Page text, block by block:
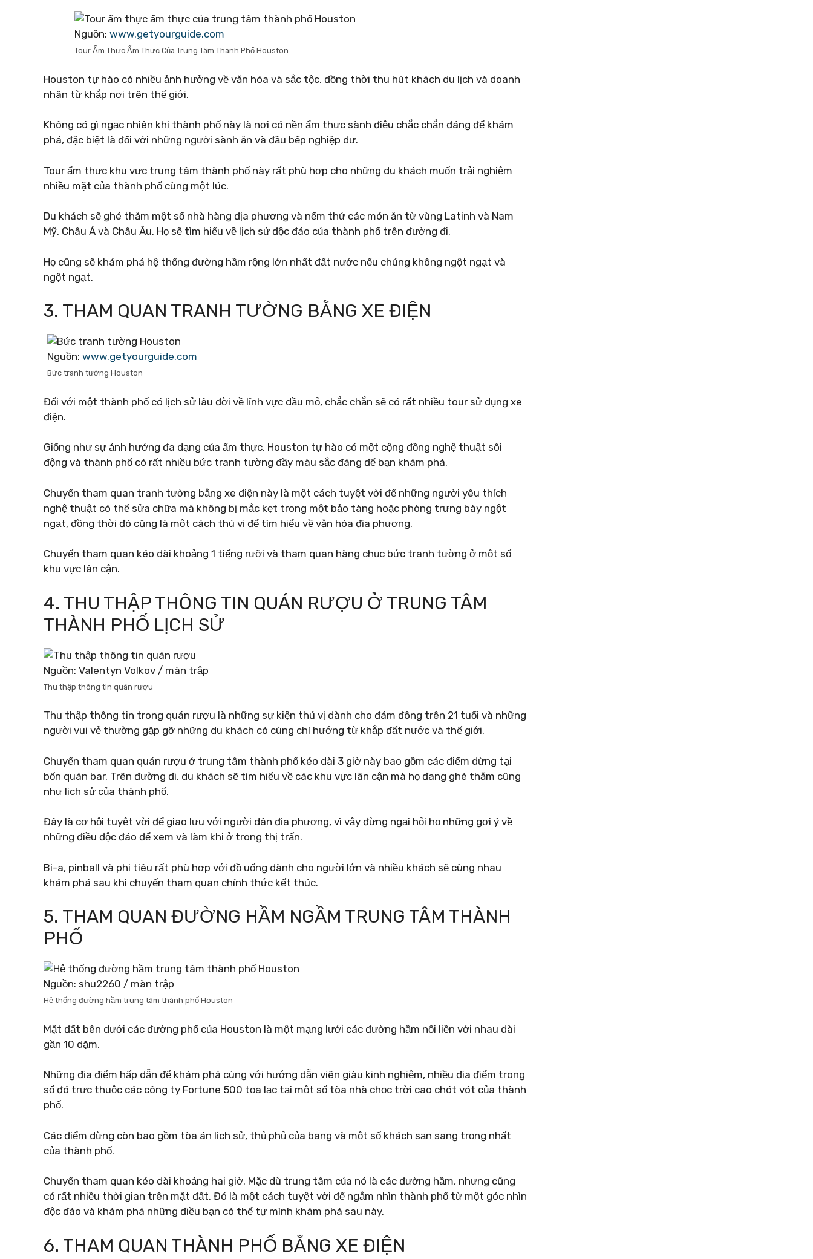
Nguồn: www.getyourguide.com
Tour Ẩm Thực Ẩm Thực Của Trung Tâm Thành Phố Houston
Houston tự hào có nhiều ảnh hưởng về văn hóa và sắc tộc, đồng thời thu hút khách du lịch và doanh
nhân từ khắp nơi trên thế giới.
Không có gì ngạc nhiên khi thành phố này là nơi có nền ẩm thực sành điệu chắc chắn đáng để khám
phá, đặc biệt là đối với những người sành ăn và đầu bếp nghiệp dư.
Tour ẩm thực khu vực trung tâm thành phố này rất phù hợp cho những du khách muốn trải nghiệm
nhiều mặt của thành phố cùng một lúc.
Du khách sẽ ghé thăm một số nhà hàng địa phương và nếm thử các món ăn từ vùng Latinh và Nam
Mỹ, Châu Á và Châu Âu. Họ sẽ tìm hiểu về lịch sử độc đáo của thành phố trên đường đi.
Họ cũng sẽ khám phá hệ thống đường hầm rộng lớn nhất đất nước nếu chúng không ngột ngạt và
ngột ngạt.
3. THAM QUAN TRANH TƯỜNG BẰNG XE ĐIỆN
Nguồn: www.getyourguide.com
Bức tranh tường Houston
Đối với một thành phố có lịch sử lâu đời về lĩnh vực dầu mỏ, chắc chắn sẽ có rất nhiều tour sử dụng xe
điện.
Giống như sự ảnh hưởng đa dạng của ẩm thực, Houston tự hào có một cộng đồng nghệ thuật sôi
động và thành phố có rất nhiều bức tranh tường đầy màu sắc đáng để bạn khám phá.
Chuyến tham quan tranh tường bằng xe điện này là một cách tuyệt vời để những người yêu thích
nghệ thuật có thể sửa chữa mà không bị mắc kẹt trong một bảo tàng hoặc phòng trưng bày ngột
ngạt, đồng thời đó cũng là một cách thú vị để tìm hiểu về văn hóa địa phương.
Chuyến tham quan kéo dài khoảng 1 tiếng rưỡi và tham quan hàng chục bức tranh tường ở một số
khu vực lân cận.
4. THU THẬP THÔNG TIN QUÁN RƯỢU Ở TRUNG TÂM
THÀNH PHỐ LỊCH SỬ
Nguồn: Valentyn Volkov / màn trập
Thu thập thông tin quán rượu
Thu thập thông tin trong quán rượu là những sự kiện thú vị dành cho đám đông trên 21 tuổi và những
người vui vẻ thường gặp gỡ những du khách có cùng chí hướng từ khắp đất nước và thế giới.
Chuyến tham quan quán rượu ở trung tâm thành phố kéo dài 3 giờ này bao gồm các điểm dừng tại
bốn quán bar. Trên đường đi, du khách sẽ tìm hiểu về các khu vực lân cận mà họ đang ghé thăm cũng
như lịch sử của thành phố.
Đây là cơ hội tuyệt vời để giao lưu với người dân địa phương, vì vậy đừng ngại hỏi họ những gợi ý về
những điều độc đáo để xem và làm khi ở trong thị trấn.
Bi-a, pinball và phi tiêu rất phù hợp với đồ uống dành cho người lớn và nhiều khách sẽ cùng nhau
khám phá sau khi chuyến tham quan chính thức kết thúc.
5. THAM QUAN ĐƯỜNG HẦM NGẦM TRUNG TÂM THÀNH
PHỐ
Nguồn: shu2260 / màn trập
Hệ thống đường hầm trung tâm thành phố Houston
Mặt đất bên dưới các đường phố của Houston là một mạng lưới các đường hầm nối liền với nhau dài
gần 10 dặm.
Những địa điểm hấp dẫn để khám phá cùng với hướng dẫn viên giàu kinh nghiệm, nhiều địa điểm trong
số đó trực thuộc các công ty Fortune 500 tọa lạc tại một số tòa nhà chọc trời cao chót vót của thành
phố.
Các điểm dừng còn bao gồm tòa án lịch sử, thủ phủ của bang và một số khách sạn sang trọng nhất
của thành phố.
Chuyến tham quan kéo dài khoảng hai giờ. Mặc dù trung tâm của nó là các đường hầm, nhưng cũng
có rất nhiều thời gian trên mặt đất. Đó là một cách tuyệt vời để ngắm nhìn thành phố từ một góc nhìn
độc đáo và khám phá những điều bạn có thể tự mình khám phá sau này.
6. THAM QUAN THÀNH PHỐ BẰNG XE ĐIỆN